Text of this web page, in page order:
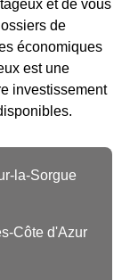
et de vous
de
économiques
est une
investissement
la-Sorgue
Côte d'Azur